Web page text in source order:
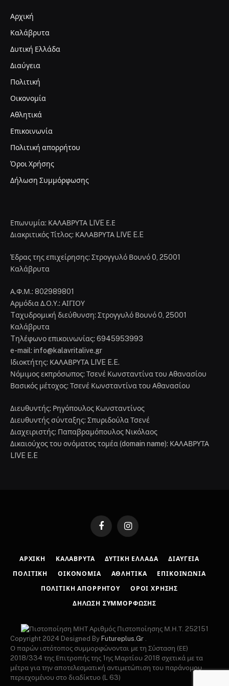
Αρχική
Καλάβρυτα
Δυτική Ελλάδα
Διαύγεια
Πολιτική
Οικονομία
Αθλητικά
Επικοινωνία
Πολιτική απορρήτου
Όροι Χρήσης
Δήλωση Συμμόρφωσης
Επωνυμία: ΚΑΛΑΒΡΥΤΑ LIVE Ε.Ε
Διακριτικός Τίτλος: ΚΑΛΑΒΡΥΤΑ LIVE E.E
Έδρας της επιχείρησης: Στρογγυλό Βουνό 0, 25001
Καλάβρυτα
Α.Φ.Μ.: 802989801
Αρμόδια Δ.Ο.Υ.: ΑΙΓΙΟΥ
Tαχυδρομική διεύθυνση: Στρογγυλό Βουνό 0, 25001
Καλάβρυτα
Tηλέφωνο επικοινωνίας: 6945953993
e-mail: info@kalavritalive.gr
Iδιοκτήτης: ΚΑΛΑΒΡΥΤΑ LIVE E.E.
Νόμιμος εκπρόσωπος: Τσενέ Κωνσταντίνα του Αθανασίου
Βασικός μέτοχος: Τσενέ Κωνσταντίνα του Αθανασίου
Διευθυντής: Ρηγόπουλος Κωνσταντίνος
Διευθυντής σύνταξης: Σπυριδούλα Τσενέ
Διαχειριστής: Παπαβραμόπουλος Νικόλαος
Δικαιούχος του ονόματος τομέα (domain name): ΚΑΛΑΒΡΥΤΑ
LIVE E.E
FacebookInstagram
ΑΡΧΙΚΉ ΚΑΛΆΒΡΥΤΑ ΔΥΤΙΚΉ ΕΛΛΆΔΑ ΔΙΑΎΓΕΙΑ
ΠΟΛΙΤΙΚΉ ΟΙΚΟΝΟΜΊΑ ΑΘΛΗΤΙΚΆ ΕΠΙΚΟΙΝΩΝΊΑ
ΠΟΛΙΤΙΚΉ ΑΠΟΡΡΉΤΟΥ ΌΡΟΙ ΧΡΉΣΗΣ
ΔΉΛΩΣΗ ΣΥΜΜΌΡΦΩΣΗΣ
Αριθμός Πιστοποίησης Μ.Η.Τ. 252151
Copyright 2024 Designed By Futureplus.Gr .
Ο παρών ιστότοπος συμμορφώνονται με τη Σύσταση (ΕΕ)
2018/334 της Επιτροπής της 1ης Μαρτίου 2018 σχετικά με τα
μέτρα για την αποτελεσματική αντιμετώπιση του παράνομου
περιεχομένου στο διαδίκτυο (L 63)